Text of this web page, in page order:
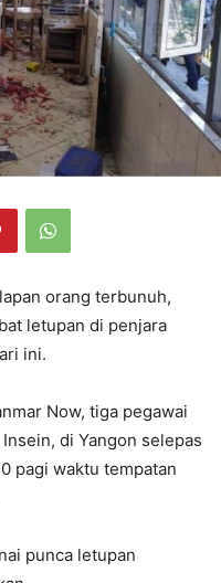
orang terbunuh,
letupan di penjara
ini.
Now, tiga pegawai
di Yangon selepas
pagi waktu tempatan
punca letupan